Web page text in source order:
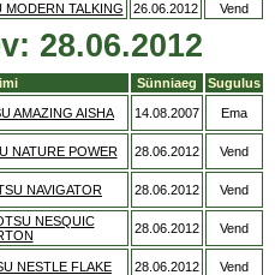
MODERN TALKING 26.06.2012 Vend
28.06.2012
Sünniaeg
Sugulus
AMAZING AISHA 14.08.2007 Ema
NATURE POWER 28.06.2012 Vend
NAVIGATOR 28.06.2012 Vend
NESQUIC
28.06.2012 Vend
NESTLE FLAKE 28.06.2012 Vend